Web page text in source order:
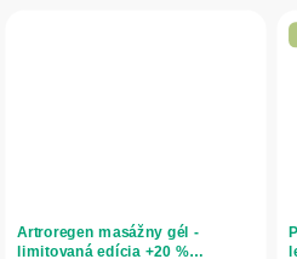
Artroregen masážny gél -
limitovaná edícia +20 %